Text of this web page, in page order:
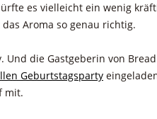
es vielleicht ein wenig
Aroma so genau richtig.
die Gastgeberin von
Geburtstagsparty
mit.